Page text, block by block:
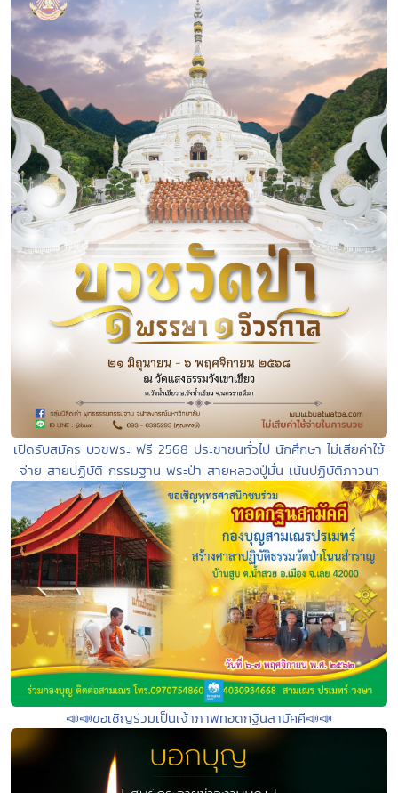
เปิดรับสมัคร บวชพระ ฟรี 2568 ประชาชนทั่วไป นักศึกษา ไม่เสียค่าใช้
จ่าย สายปฏิบัติ กรรมฐาน พระป่า สายหลวงปู่มั่น เน้นปฏิบัติภาวนา
📣📣ขอเชิญร่วมเป็นเจ้าภาพทอดกฐินสามัคคี📣📣